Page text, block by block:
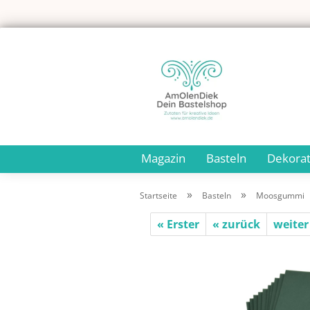
Magazin Basteln
Startseite » Basteln » Moosgummi
« Erster « zurück